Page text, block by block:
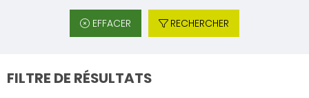
EFFACER RECHERCHER
FILTRE DE RÉSULTATS